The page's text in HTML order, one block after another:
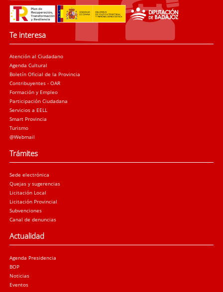
Te interesa
Atención al Ciudadano
Agenda Cultural
Boletín Oficial de la Provincia
Contribuyentes - OAR
Formación y Empleo
Participación Ciudadana
Servicios a EELL
Smart Provincia
Turismo
@Webmail
Trámites
Sede electrónica
Quejas y sugerencias
Licitación Local
Licitación Provincial
Subvenciones
Canal de denuncias
Actualidad
Agenda Presidencia
BOP
Noticias
Eventos